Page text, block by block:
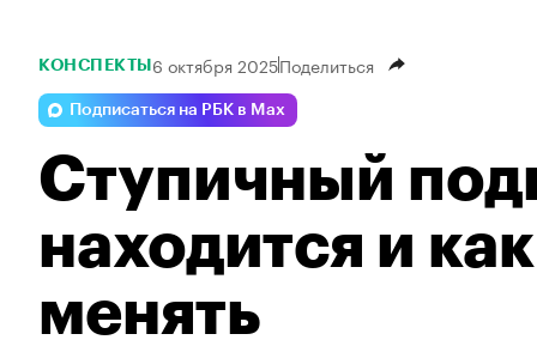
КОНСПЕКТЫ 6 октября 2025Поделиться
Подписаться на РБК в Max
Ступичный
находится и
менять